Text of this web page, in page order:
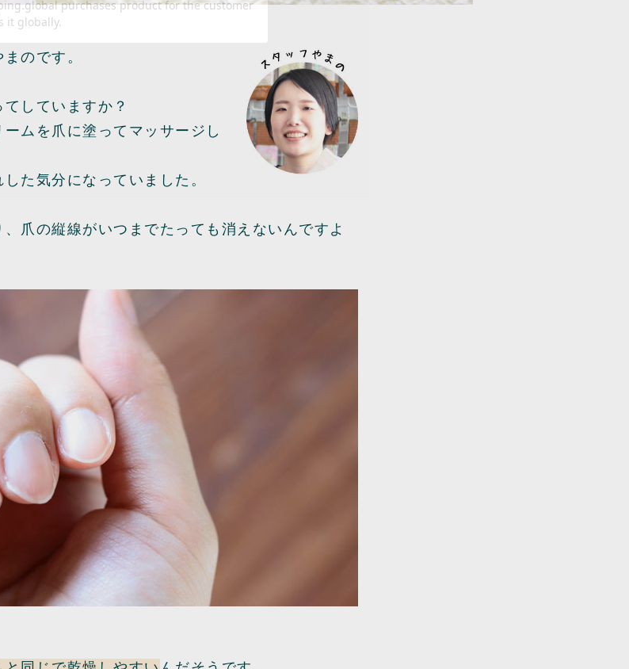
のです。
していますか？
ムを爪に塗ってマッサージし
た気分になっていました。
爪の縦線がいつまでたっても消えないんですよ